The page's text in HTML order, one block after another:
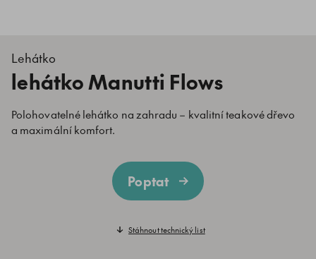
Lehátko
lehátko Manutti Flows
Polohovatelné lehátko na zahradu – kvalitní teakové dřevo
a maximální komfort.
Poptat
Stáhnout technický list